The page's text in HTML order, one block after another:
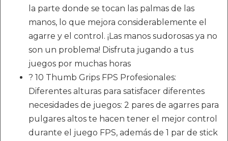
la parte donde se tocan las palmas de las
manos, lo que mejora considerablemente el
agarre y el control. ¡Las manos sudorosas ya no
son un problema! Disfruta jugando a tus
juegos por muchas horas
? 10 Thumb Grips FPS Profesionales:
Diferentes alturas para satisfacer diferentes
necesidades de juegos: 2 pares de agarres para
pulgares altos te hacen tener el mejor control
durante el juego FPS, además de 1 par de stick